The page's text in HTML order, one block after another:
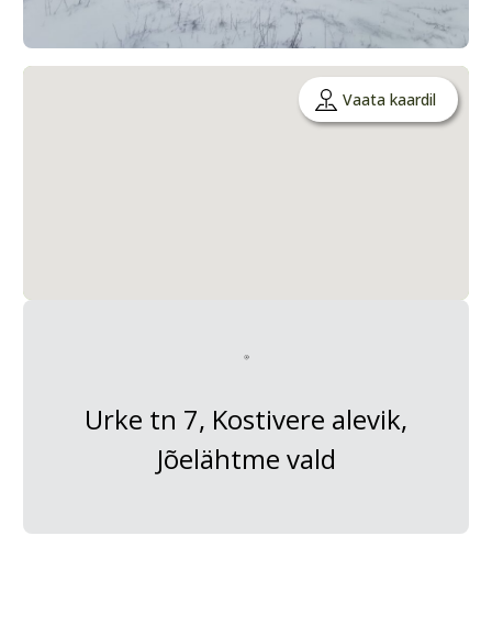
Vaata kaardil
Urke tn 7, Kostivere alevik,
Jõelähtme vald